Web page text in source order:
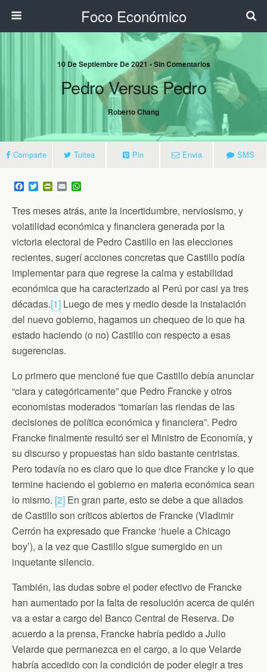
Foco Económico
10 De Septiembre De 2021 • Sin Comentarios
Pedro Versus Pedro
Roberto Chang
Comparte Tuitea Pin Envía SMS
F
a
e
b
o
o
k
T
w
t
t
e
r
P
n
t
F
r
e
n
l
y
E
m
a
i
l
t
s
A
p
p
Tres meses atrás, ante la incertidumbre, nerviosismo, y
volatilidad económica y financiera generada por la
victoria electoral de Pedro Castillo en las elecciones
recientes, sugerí acciones concretas que Castillo podía
implementar para que regrese la calma y estabilidad
económica que ha caracterizado al Perú por casi ya tres
décadas.[1] Luego de mes y medio desde la instalación
del nuevo gobierno, hagamos un chequeo de lo que ha
estado haciendo (o no) Castillo con respecto a esas
sugerencias.
Lo primero que mencioné fue que Castillo debía anunciar
“clara y categóricamente” que Pedro Francke y otros
economistas moderados “tomarían las riendas de las
decisiones de política económica y financiera”. Pedro
Francke finalmente resultó ser el Ministro de Economía, y
su discurso y propuestas han sido bastante centristas.
Pero todavía no es claro que lo que dice Francke y lo que
termine haciendo el gobierno en materia económica sean
lo mismo. [2] En gran parte, esto se debe a que aliados
de Castillo son críticos abiertos de Francke (Vladimir
Cerrón ha expresado que Francke ‘huele a Chicago
boy’), a la vez que Castillo sigue sumergido en un
inquetante silencio.
También, las dudas sobre el poder efectivo de Francke
han aumentado por la falta de resolución acerca de quién
va a estar a cargo del Banco Central de Reserva. De
acuerdo a la prensa, Francke habría pedido a Julio
Velarde que permanezca en el cargo, a lo que Velarde
habría accedido con la condición de poder elegir a tres